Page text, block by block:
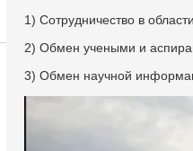
1) Сотрудничество в
2) Обмен учеными и
3) Обмен научной